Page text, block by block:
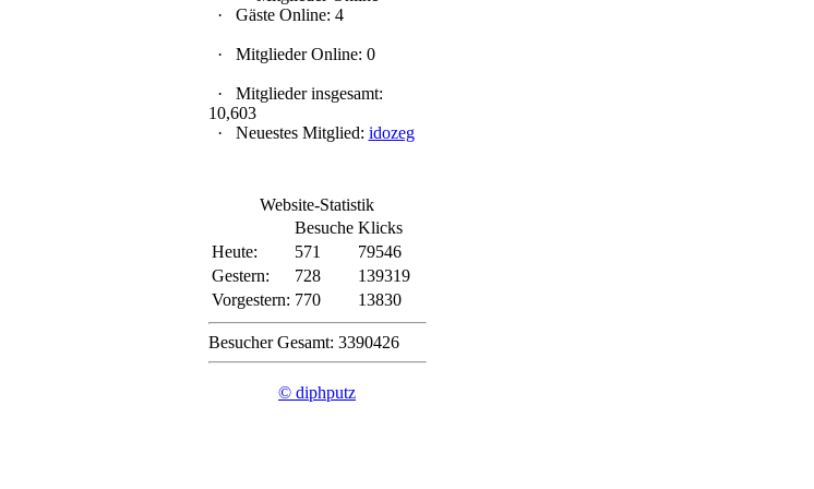
·
Gäste Online: 4
· Mitglieder Online: 0
·
Mitglieder insgesamt:
10,603
·
Neuestes Mitglied: idozeg
Website-Statistik
Besuche Klicks
Heute:
571
79546
Gestern:
728
139319
Vorgestern: 770 13830
Besucher Gesamt: 3390426
© diphputz